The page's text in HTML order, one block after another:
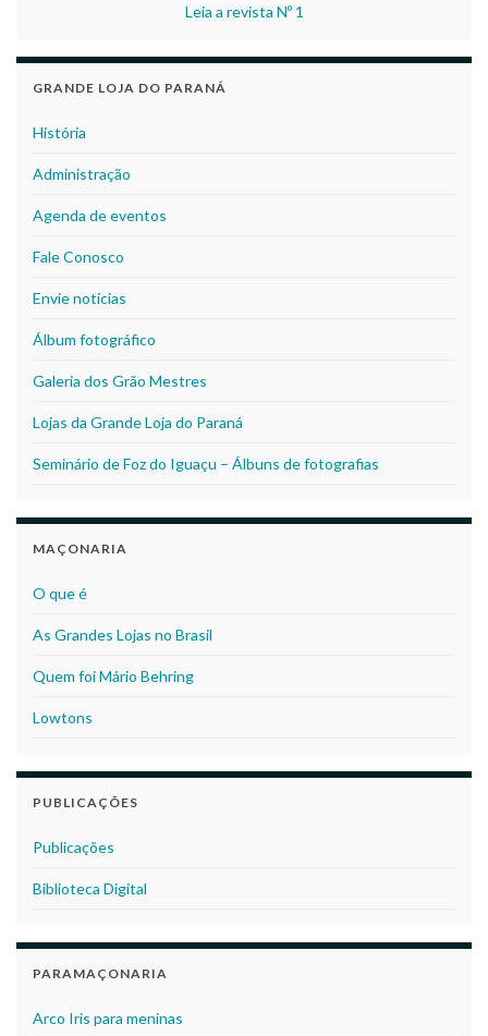
Leia a revista Nº 1
GRANDE LOJA DO PARANÁ
História
Administração
Agenda de eventos
Fale Conosco
Envie notícias
Álbum fotográfico
Galeria dos Grão Mestres
Lojas da Grande Loja do Paraná
Seminário de Foz do Iguaçu – Álbuns de fotografias
MAÇONARIA
O que é
As Grandes Lojas no Brasil
Quem foi Mário Behring
Lowtons
PUBLICAÇÕES
Publicações
Biblioteca Digital
PARAMAÇONARIA
Arco Iris para meninas